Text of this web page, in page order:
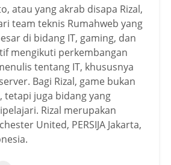
atau yang akrab disapa Rizal,
team teknis Rumahweb yang
di bidang IT, gaming, dan
mengikuti perkembangan
tentang IT, khususnya
Bagi Rizal, game bukan
tetapi juga bidang yang
Rizal merupakan
United, PERSIJA Jakarta,